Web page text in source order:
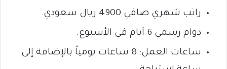
راتب شهري صافي 4900 ريال سعودي.
دوام رسمي 6 أيام في الأسبوع.
ساعات العمل: 8 ساعات يومياً بالإضافة إلى